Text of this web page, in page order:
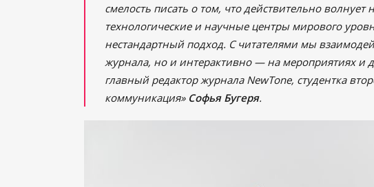
смелость писать о том, что действительно
технологические и научные центры мирового
нестандартный подход. С читателями мы
журнала, но и интерактивно — на мероприятиях и
главный редактор журнала NewTone, студентка
коммуникация» Софья Бугеря.